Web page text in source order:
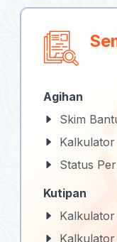
Agihan
Skim
Status
Kutipan
Kalkulator